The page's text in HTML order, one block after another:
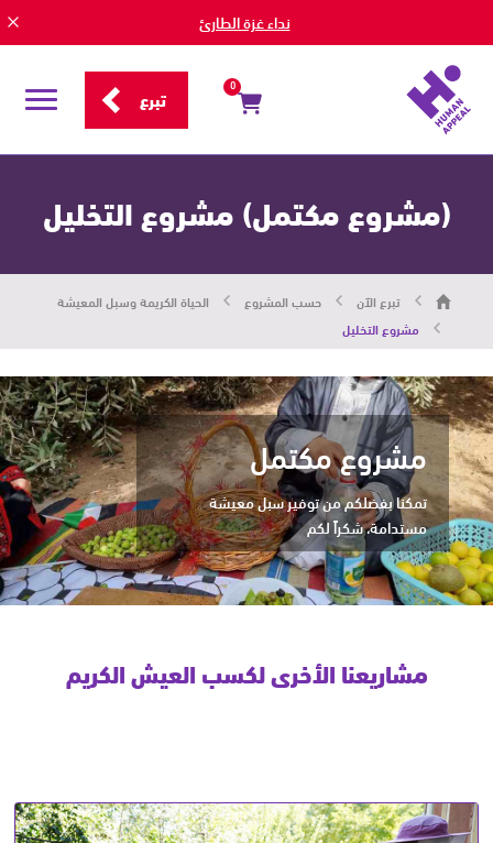
نداء غزة الطارئ
0 تبرع
قائمة
(مشروع مكتمل) مشروع التخليل
هيومان
أبيل
حاضرون
من
الإنسان
تبرع الآن حسب المشروع
الحياة الكريمة وسبل المعيشة
مشروع التخليل
مشروع مكتمل
تمكنا بفضلكم من توفير سبل معيشة
مستدامة، شكراً لكم
مشاريعنا الأخرى لكسب العيش الكريم